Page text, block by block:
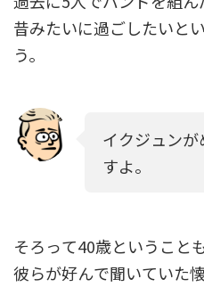
昔みたいに過ごしたいと
う。
イクジュン
すよ。
そろって40歳ということ
彼らが好んで聞いていた